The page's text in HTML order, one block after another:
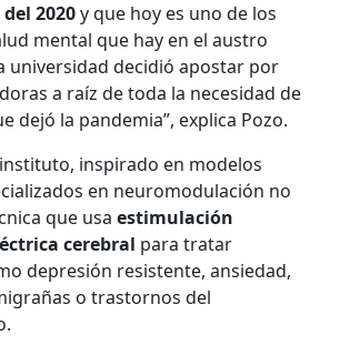
2020y que hoy es uno de los
mental que hay en el austro
universidad decidió apostar por
a raíz de toda la necesidad de
dejó la pandemia”, explica Pozo.
inspirado en modelos
en neuromodulación no
que usaestimulación
cerebral para tratar
depresión resistente, ansiedad,
o trastornos del